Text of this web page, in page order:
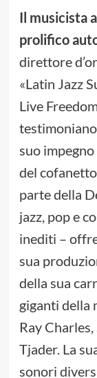
Il musicista
prolifico
direttore
«Latin Jazz
Live
suo
del
parte della
jazz, pop e
inediti –
sua
della sua
giganti della
Ray
Tjader. La
sonori